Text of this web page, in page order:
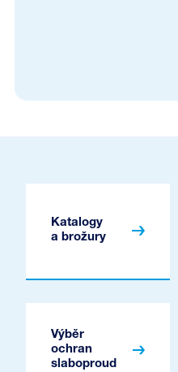
Katalogy
a brožury
Výběr
ochran
slaboproud